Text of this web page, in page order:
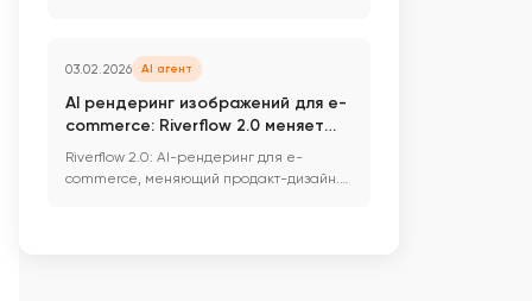
03.02.2026 AI агент
AI рендеринг изображений для e-
commerce: Riverflow 2.0 меняет
правила игры в продакт-дизайне
Riverflow 2.0: AI-рендеринг для e-
commerce, меняющий продакт-дизайн.